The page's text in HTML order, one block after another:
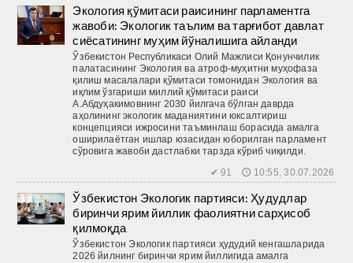
Экология қўмитаси раисининг парламентга
жавоби: Экологик таълим ва тарғибот давлат
сиёсатининг муҳим йўналишига айланди
Ўзбекистон Республикаси Олий Мажлиси Қонунчилик
палатасининг Экология ва атроф-муҳитни муҳофаза
қилиш масалалари қўмитаси томонидан Экология ва
иқлим ўзгариши миллий қўмитаси раиси
А.Абдуҳакимовнинг 2030 йилгача бўлган даврда
аҳолининг экологик маданиятини юксалтириш
концепцияси ижросини таъминлаш борасида амалга
оширилаётган ишлар юзасидан юборилган парламент
сўровига жавоби дастлабки тарзда кўриб чиқилди.
✔ 91 🕔 10:55, 30.07.2026
Ўзбекистон Экологик партияси: Ҳудудлар
биринчи ярим йиллик фаолиятни сарҳисоб
қилмоқда
Ўзбекис­тон Экологик партияси ҳудудий кенгашларида
2026 йилнинг биринчи ярим йиллигида амалга